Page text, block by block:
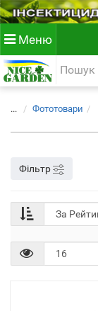
Меню
... Фототовари
Фільтр